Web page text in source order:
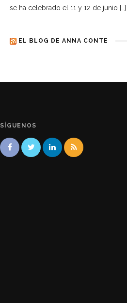
se ha celebrado el 11 y 12 de junio […]
EL BLOG DE ANNA CONTE
SÍGUENOS